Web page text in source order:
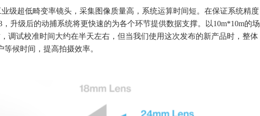
业级超低畸变率镜头，采集图像质量高，系统运算时间短。在保证系统精度
升级后的动捕系统将更快速的为各个环节提供数据支撑。以10m*10m的场
调试校准时间大约在半天左右，但当我们使用这次发布的新产品时，整体
候时间，提高拍摄效率。